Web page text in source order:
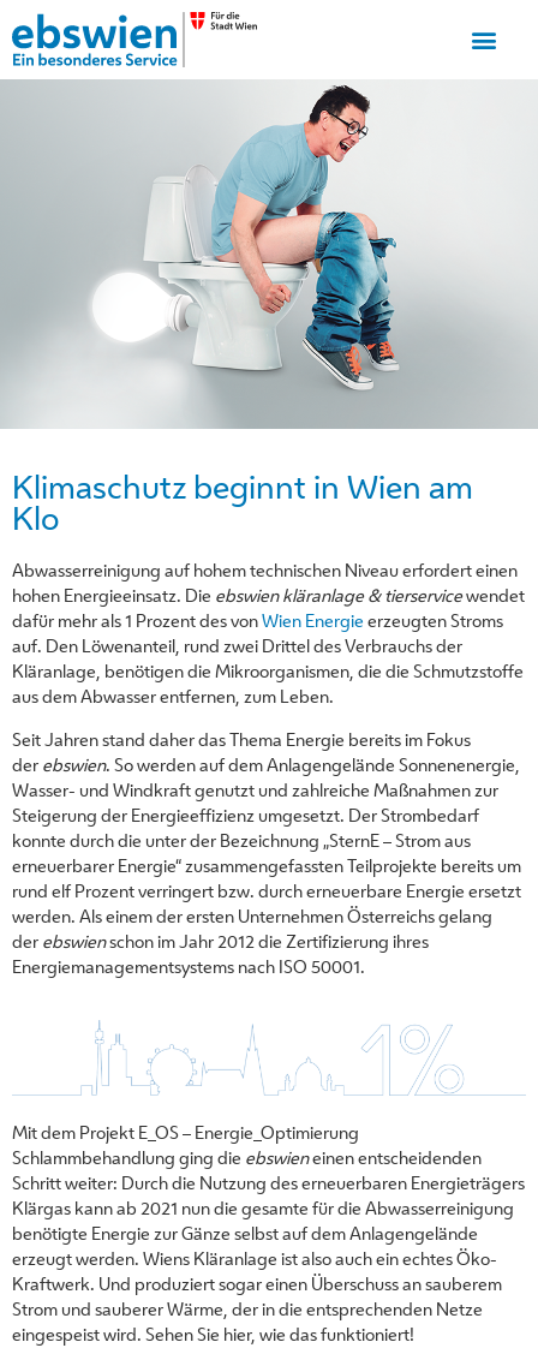
Klimaschutz beginnt in Wien am
Klo
Abwasserreinigung auf hohem technischen Niveau erfordert einen
hohen Energieeinsatz. Die ebswien kläranlage & tierservicewendet
dafür mehr als 1 Prozent des vonWien Energie erzeugten Stroms
auf. Den Löwenanteil, rund zwei Drittel des Verbrauchs der
Kläranlage, benötigen die Mikroorganismen, die die Schmutzstoffe
aus dem Abwasser entfernen, zum Leben.
Seit Jahren stand daher das Thema Energie bereits im Fokus
der ebswien. So werden auf dem Anlagengelände Sonnenenergie,
Wasser- und Windkraft genutzt und zahlreiche Maßnahmen zur
Steigerung der Energieeffizienz umgesetzt. Der Strombedarf
konnte durch die unter der Bezeichnung „SternE – Strom aus
erneuerbarer Energie“ zusammengefassten Teilprojekte bereits um
rund elf Prozent verringert bzw. durch erneuerbare Energie ersetzt
werden. Als einem der ersten Unternehmen Österreichs gelang
der ebswienschon im Jahr 2012 die Zertifizierung ihres
Energiemanagementsystems nach ISO 50001.
Mit dem Projekt E_OS – Energie_Optimierung
Schlammbehandlung ging die ebswieneinen entscheidenden
Schritt weiter: Durch die Nutzung des erneuerbaren Energieträgers
Klärgas kann ab 2021 nun die gesamte für die Abwasserreinigung
benötigte Energie zur Gänze selbst auf dem Anlagengelände
erzeugt werden. Wiens Kläranlage ist also auch ein echtes Öko-
Kraftwerk. Und produziert sogar einen Überschuss an sauberem
Strom und sauberer Wärme, der in die entsprechenden Netze
eingespeist wird. Sehen Sie hier, wie das funktioniert!